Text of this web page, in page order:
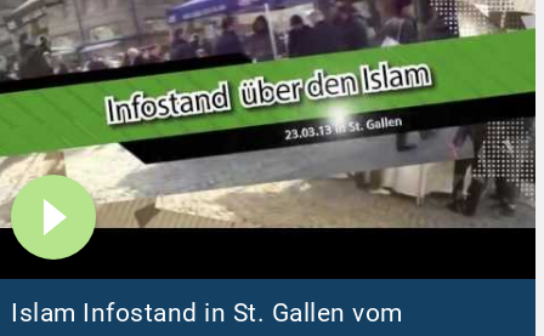
Islam Infostand in St. Gallen vom